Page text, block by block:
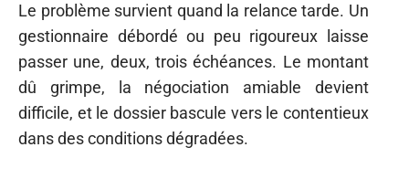
Le problème survient quand la relance tarde. Un
gestionnaire débordé ou peu rigoureux laisse
passer une, deux, trois échéances. Le montant
dû grimpe, la négociation amiable devient
difficile, et le dossier bascule vers le contentieux
dans des conditions dégradées.